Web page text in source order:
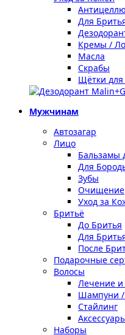
Для
Кремы /
Масла
Скрабы
Щётки для
Мужчинам
Автозагар
Лицо
Бальзамы
Для
Зубы
Очищение
Уход за
Бритьё
До Бритья
Для
После
Подарочные
Волосы
Лечение и
Шампуни
Стайлинг
Наборы